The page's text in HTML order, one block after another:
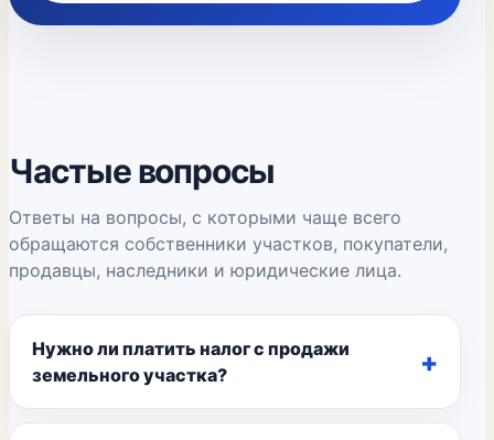
Частые вопросы
Ответы на вопросы, с которыми чаще всего
обращаются собственники участков, покупатели,
продавцы, наследники и юридические лица.
Нужно ли платить налог с продажи
земельного участка?